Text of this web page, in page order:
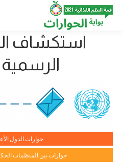
استكشاف
الرسمية
حوارات الدول
حوارات بين المنظمات